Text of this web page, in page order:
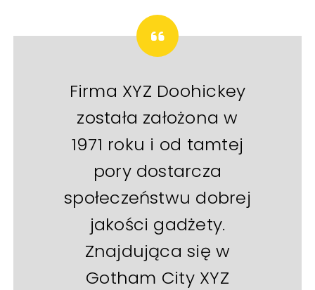
Firma XYZ Doohickey
została założona w
1971 roku i od tamtej
pory dostarcza
społeczeństwu dobrej
jakości gadżety.
Znajdująca się w
Gotham City XYZ